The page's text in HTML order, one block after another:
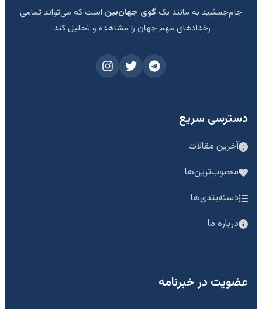
جام‌جمشید به مانند یک گوی جهان‌بین است که می‌تواند تمامی
رخدادهای مهم جهان را مشاهده و تحلیل کند.
دسترسی سریع
آخرین مقالات
محبوب‌ترین‌ها
دسته‌بندی‌ها
درباره ما
عضویت در خبرنامه